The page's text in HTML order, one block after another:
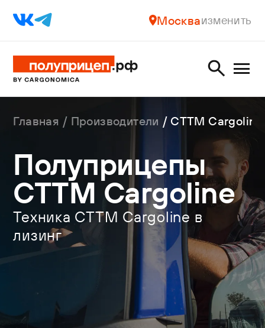
Москваизменить
Главная Производители CTTM Cargoline
Полуприцепы
CTTM Cargoline
Техника CTTM Cargoline в
лизинг